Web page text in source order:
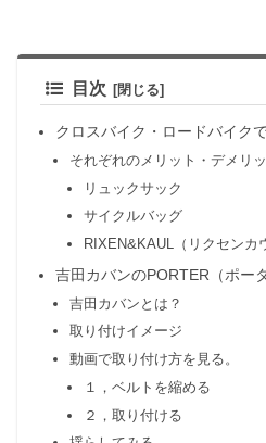
目次
クロスバイク・ロードバイク
それぞれのメリット・デメリ
リュックサック
サイクルバッグ
RIXEN&KAUL（リクセンカ
吉田カバンのPORTER（ポー
吉田カバンとは？
取り付けイメージ
動画で取り付け方を見る。
１，ベルトを縮める
２，取り付ける